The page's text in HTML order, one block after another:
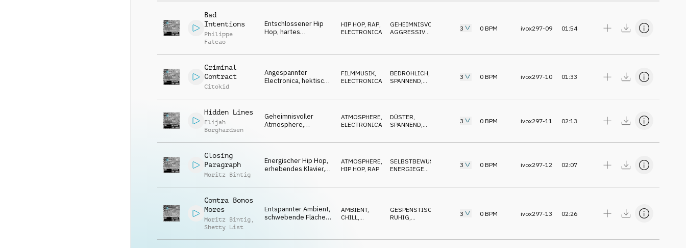
Bad
Intentions
Philippe
Falcao
Entschlossener Hip
Hop, hartes
HIP HOP, RAP,
ELECTRONICA
GEHEIMNISVOLL
AGGRESSIV,
3 0 BPM ivox297-09 01:54
Criminal
Contract
Citokid
Angespannter
Electronica, hektische
gestresst, zwielichtig
FILMMUSIK
ELECTRONICA
BEDROHLICH
SPANNEND
3 0 BPM ivox297-10 01:33
Hidden Lines
Elijah
Borghardsen
Geheimnisvoller
Atmosphere,
Streicher, düster
ATMOSPHERE,
ELECTRONICA
DÜSTER,
SPANNEND,
3 0 BPM ivox297-11 02:13
Closing
Paragraph
Moritz Bintig
Energischer Hip Hop,
erhebendes Klavier,
coole Atmo
ATMOSPHERE
HIP HOP, RAP
SELBSTBEWUSST
ENERGIEGELADEN
3 0 BPM ivox297-12 02:07
Contra Bonos
Mores
Moritz Bintig ,
Shetty List
Entspannter Ambient,
schwebende Flächen,
AMBIENT,
CHILL,
GESPENSTISCH
RUHIG,
3 0 BPM ivox297-13 02:26